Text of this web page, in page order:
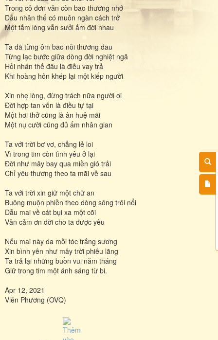
Trong cô đơn vẫn còn bao thương nhớ
Dẫu nhân thế có muôn ngàn cách trở
Một tấm lòng vẫn sưởi ấm đời nhau
Ta đã từng ôm bao nỗi thương đau
Từng lạc bước giữa dòng đời nghiệt ngã
Hỏi nhân thế đâu là điều vay trả
Khi hoàng hôn khép lại một kiếp người
Xin nhẹ lòng, đừng trách nữa người ơi
Đời hợp tan vốn là điều tự tại
Một hơi thở cũng là ân huệ mãi
Một nụ cười cũng đủ ấm nhân gian
Ta với trời bơ vơ, chẳng lẻ loi
Vì trong tim còn tình yêu ở lại
Đời như mây bay qua miền gió trải
Chỉ yêu thương theo ta mãi về sau
Ta với trời xin giữ một chữ an
Buông muộn phiền theo dòng sông trôi nổi
Dẫu mai về cát bụi xa một cõi
Vẫn cảm ơn đời cho ta được yêu
Nếu mai này da mồi tóc trắng sương
Xin bình yên như mây trời phiêu lãng
Ta trả lại những buồn vui năm tháng
Giữ trong tim một ánh sáng từ bi.
Apr 12, 2021
Viễn Phương (OVQ)